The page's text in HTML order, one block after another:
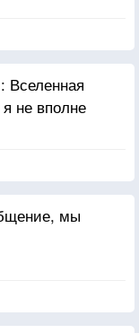
Вселенная
не вполне
мы